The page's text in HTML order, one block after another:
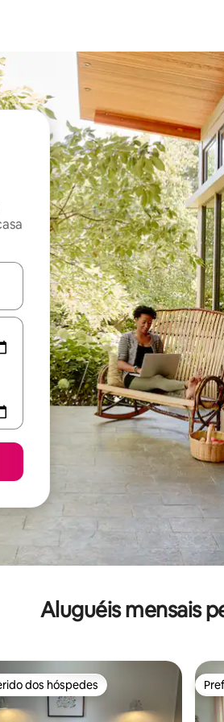
os usando as seta para cima e para
Aluguéis mensais
melhores preferidos dos hóspedes
dos hóspedes